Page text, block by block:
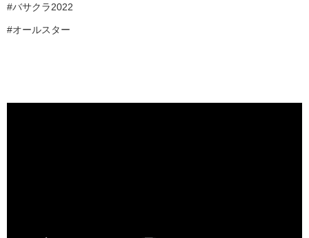
#バサクラ2022
#オールスター